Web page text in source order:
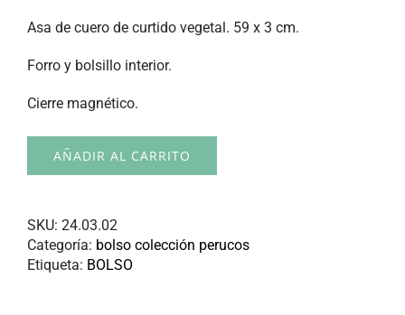
Asa de cuero de curtido vegetal. 59 x 3 cm.
Forro y bolsillo interior.
Cierre magnético.
AÑADIR AL CARRITO
SKU: 24.03.02
Categoría: bolso colección perucos
Etiqueta: BOLSO